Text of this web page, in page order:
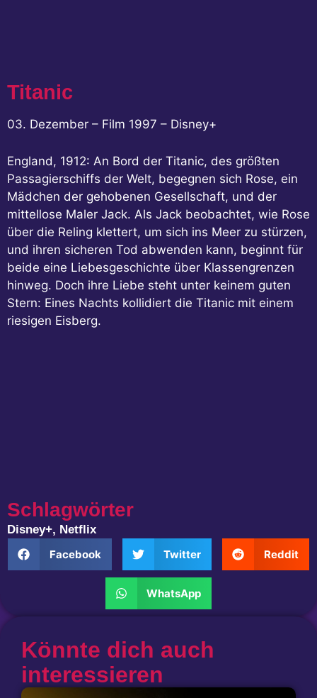
Titanic
03. Dezember – Film 1997 – Disney+
England, 1912: An Bord der Titanic, des größten
Passagierschiffs der Welt, begegnen sich Rose, ein
Mädchen der gehobenen Gesellschaft, und der
mittellose Maler Jack. Als Jack beobachtet, wie Rose
über die Reling klettert, um sich ins Meer zu stürzen,
und ihren sicheren Tod abwenden kann, beginnt für
beide eine Liebesgeschichte über Klassengrenzen
hinweg. Doch ihre Liebe steht unter keinem guten
Stern: Eines Nachts kollidiert die Titanic mit einem
riesigen Eisberg.
Schlagwörter
Disney+, Netflix
Facebook
Twitter Reddit
WhatsApp
Könnte dich auch
interessieren